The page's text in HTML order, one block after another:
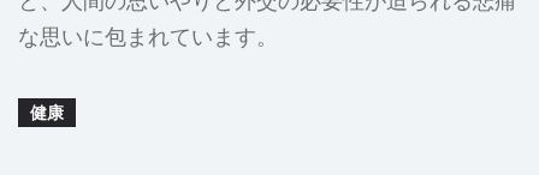
な思いに包まれています。
健康